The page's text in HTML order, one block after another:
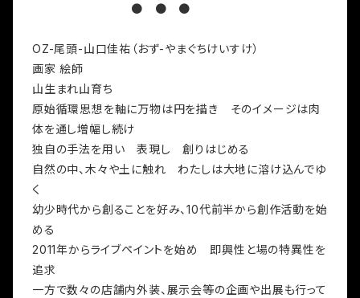
● ● ●
OZ-尾頭-山口佳祐（おず-やまぐちけいすけ）
画家 絵師
山生まれ山育ち
原始循環思想を軸に万物は円を描き そのイメージは肉
体を通し増幅し続け
独自の手法を用い 表現し 創りはじめる
自然の中、木々や土に触れ わたしは大地に溶け込んでゆ
く
幼少時代から創ることを好み、10代前半から創作活動を始
める
2011年からライブペイントを始め 即興性と場の特異性を
追求
一方で数々の店舗内外装、展示会等の企画や出展も行って